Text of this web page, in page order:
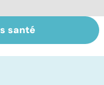
sa
santé